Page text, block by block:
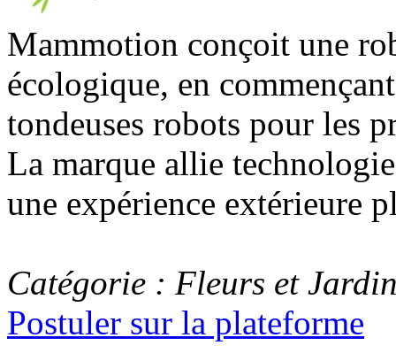
Mammotion conçoit une
écologique, en
tondeuses robots pour les
La marque allie
une expérience extérieure
Catégorie : Fleurs et
Postuler sur la plateforme